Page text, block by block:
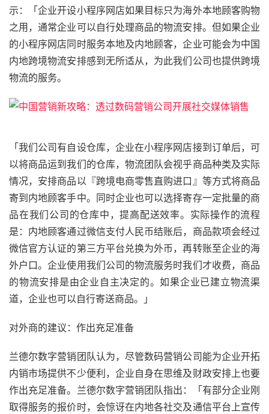
示：「企业开设小程序网店如果目标只为海外本地顾客购物
之用，通常企业可以自行处理商品的物流安排。但如果企业
的小程序网店同时服务本地及内地顾客，企业可能会为中国
内地跨境物流安排感到无所适从，为此我们公司也提供跨境
物流的服务。
「我们公司有自设仓库，企业在小程序网店接到订单后，可
以将商品运到我们的仓库，物流团队会视乎商品种类及实际
情况，安排商品以『跨境电商零售直购进口』等方式将商品
寄到内地顾客手中。同时企业也可以选择寄存一定批量的商
品在我们公司的仓库中，提高配送效率。实际操作的流程
是：内地顾客通过微信支付人民币结账后，商品款项会经过
微信官方认证的第三方平台兑换为外币，再转账至企业的海
外户口。企业使用我们公司的物流服务时我们才收费，商品
的物流安排是由企业自主决定的。如果企业已建立物流渠
道，企业也可以自行寄送商品。」
对外商的建议：作出充足准备
兰德尔数字营销团队认为，尽管数码营销公司能为企业开拓
内销市场提供不少便利，企业自身在思维及财政安排上也要
作出充足准备。兰德尔数字营销团队指出：「有部分企业刚
取得服务的报价时，会惊讶在内地各社交及通信平台上宣传